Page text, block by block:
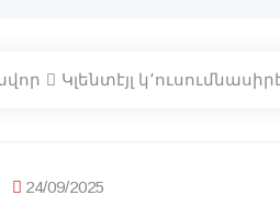
Կլենտէյլ
24/09/2025